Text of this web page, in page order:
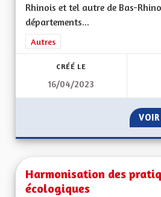
Rhinois et tel autre de Bas-
départements...
Filtrer les résultats de la catégorie
Autres
CRÉÉ LE
16/04/2023
Harmonisation des
écologiques